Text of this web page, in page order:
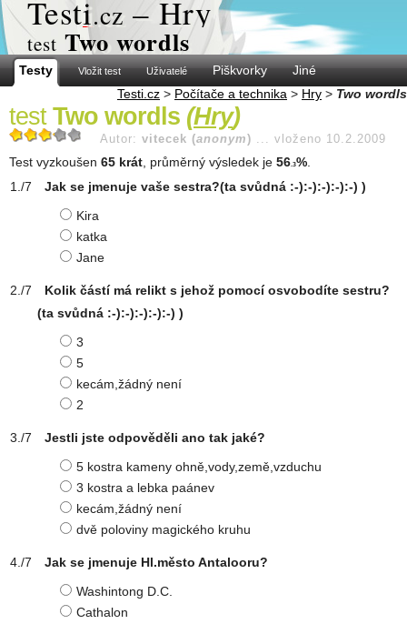
Testi.cz – Hry
test Two wordls
Testy Vložit test Uživatelé Piškvorky
Jiné
Testi.cz > Počítače a technika > Hry > Two wordls
test Two wordls (Hry)
Autor: vitecek (anonym ) ... vloženo 10.2.2009
Test vyzkoušen 65 krát , průměrný výsledek je 56 .3%
Jak se jmenuje vaše sestra?(ta svůdná :-):-):-):-):-) )
Kira
katka
Jane
Kolik částí má relikt s jehož pomocí osvobodíte sestru?
(ta svůdná :-):-):-):-):-) )
3
5
kecám,žádný není
2
Jestli jste odpověděli ano tak jaké?
5 kostra kameny ohně,vody,země,vzduchu
3 kostra a lebka paánev
kecám,žádný není
dvě poloviny magického kruhu
Jak se jmenuje Hl.město Antalooru?
Washintong D.C.
Cathalon